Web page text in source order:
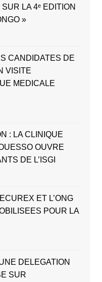
LA 4ᵉ EDITION
»
CANDIDATES DE
VISITE
MEDICALE
: LA CLINIQUE
OUVRE
DE L’ISGI
ET L’ONG
POUR LA
DELEGATION
SUR